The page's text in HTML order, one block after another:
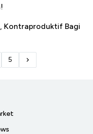
Kontraproduktif Bagi
5